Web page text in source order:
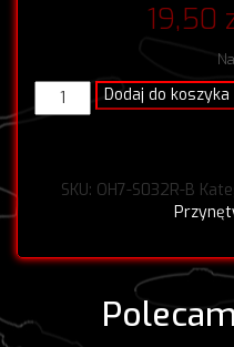
19,50
ilość
OHIO
OH7-
S032R-
Dodaj do koszyka
SKU: OH7-S032R-B